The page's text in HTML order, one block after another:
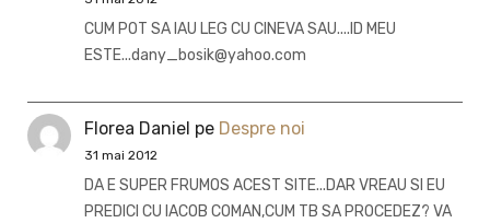
CUM POT SA IAU LEG CU CINEVA SAU....ID MEU
ESTE...dany_bosik@yahoo.com
Florea Daniel pe Despre noi
31 mai 2012
DA E SUPER FRUMOS ACEST SITE...DAR VREAU SI EU
PREDICI CU IACOB COMAN,CUM TB SA PROCEDEZ? VA